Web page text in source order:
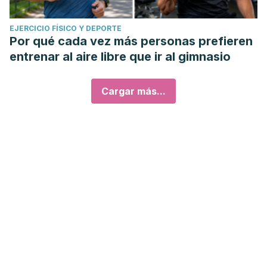
EJERCICIO FÍSICO Y DEPORTE
Por qué cada vez más personas prefieren
entrenar al aire libre que ir al gimnasio
Cargar más...